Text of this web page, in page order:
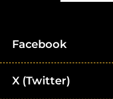
Facebook
X (Twitter)